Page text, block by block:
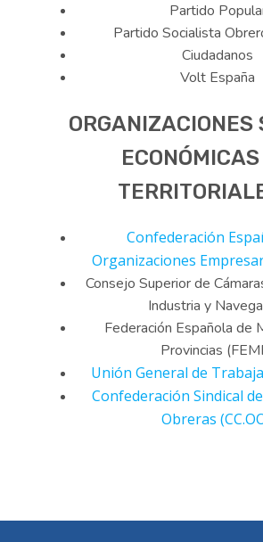
Partido
Partido Socialista
Ciudadanos
Volt España
ORGANIZACIONES
Confederación
Organizaciones
Consejo Superior de
Industria y
Federación Española de
Provincias
Unión General de
Confederación Sindical
Obreras